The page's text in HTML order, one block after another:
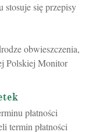
się przepisy
obwieszczenia,
Polskiej Monitor
płatności
termin płatności